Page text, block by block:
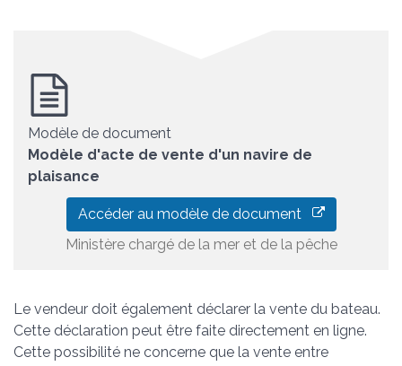
Modèle de document
Modèle d'acte de vente d'un navire de
plaisance
Accéder au modèle de document
Ministère chargé de la mer et de la pêche
Le vendeur doit également déclarer la vente du bateau.
Cette déclaration peut être faite directement en ligne.
Cette possibilité ne concerne que la vente entre